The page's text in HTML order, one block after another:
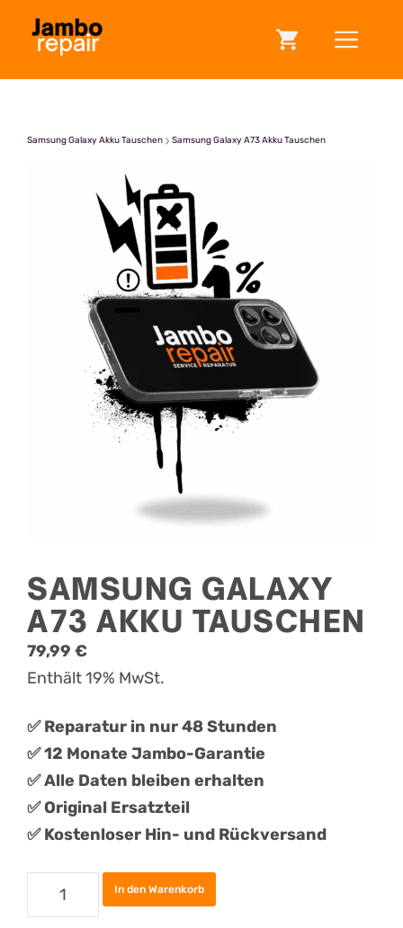
Inhalt
Samsung Galaxy Akku Tauschen Samsung Galaxy A73 Akku Tauschen
SAMSUNG GALAXY
A73 AKKU TAUSCHEN
79,99 €
Enthält 19% MwSt.
✅ Reparatur in nur 48 Stunden
✅ 12 Monate Jambo-Garantie
✅ Alle Daten bleiben erhalten
✅Original Ersatzteil
✅ Kostenloser Hin- und Rückversand
Samsung
Galaxy
In den Warenkorb